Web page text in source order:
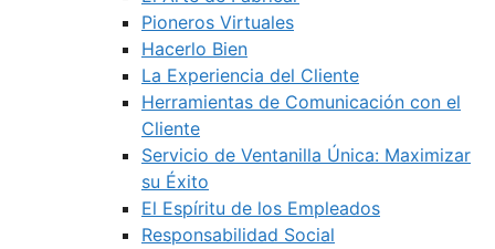
Pioneros Virtuales
Hacerlo Bien
La Experiencia del Cliente
Herramientas de Comunicación con el
Cliente
Servicio de Ventanilla Única: Maximizar
su Éxito
El Espíritu de los Empleados
Responsabilidad Social